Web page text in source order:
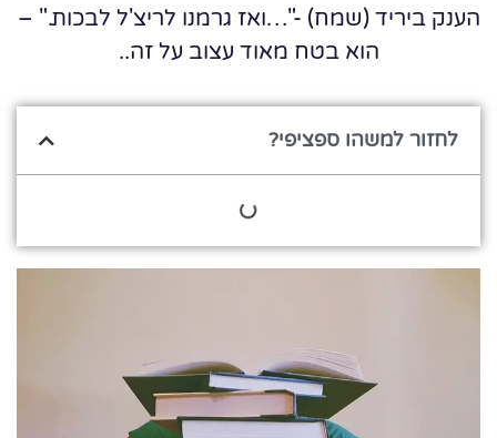
הענק ביריד (שמח) -"…ואז גרמנו לריצ'ל לבכות." –
הוא בטח מאוד עצוב על זה..
לחזור למשהו ספציפי?